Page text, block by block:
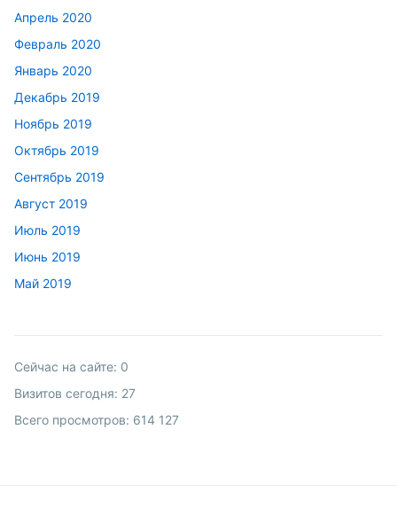
Апрель 2020
Февраль 2020
Январь 2020
Декабрь 2019
Ноябрь 2019
Октябрь 2019
Сентябрь 2019
Август 2019
Июль 2019
Июнь 2019
Май 2019
Сейчас на сайте: 0
Визитов сегодня: 27
Всего просмотров: 614 127